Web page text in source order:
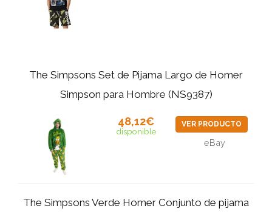
The Simpsons Set de Pijama Largo de Homer
Simpson para Hombre (NS9387)
48,12€
disponible
VER PRODUCTO
eBay
The Simpsons Verde Homer Conjunto de pijama